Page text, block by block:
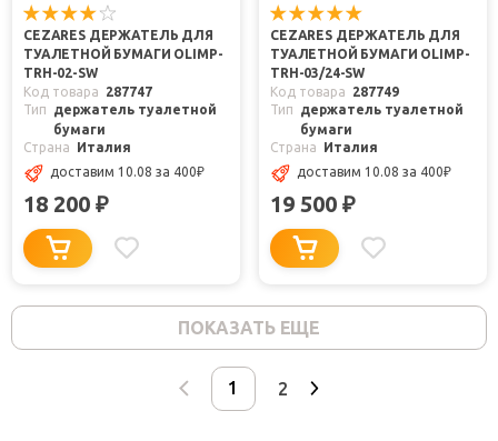
CEZARES ДЕРЖАТЕЛЬ ДЛЯ
ТУАЛЕТНОЙ БУМАГИ OLIMP-
TRH-02-SW
Код товара
287747
Тип
держатель туалетной
бумаги
Страна
Италия
доставим 10.08 за 400₽
18 200 ₽
CEZARES ДЕРЖАТЕЛЬ ДЛЯ
ТУАЛЕТНОЙ БУМАГИ OLIMP-
TRH-03/24-SW
Код товара
287749
Тип
держатель туалетной
бумаги
Страна
Италия
доставим 10.08 за 400₽
19 500 ₽
ПОКАЗАТЬ ЕЩЕ
2